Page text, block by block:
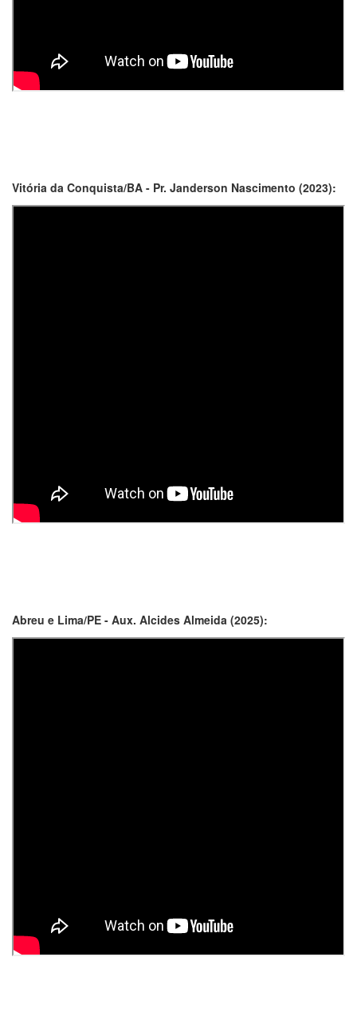
Vitória da Conquista/BA - Pr. Janderson Nascimento (2023):
Abreu e Lima/PE - Aux. Alcides Almeida (2025):